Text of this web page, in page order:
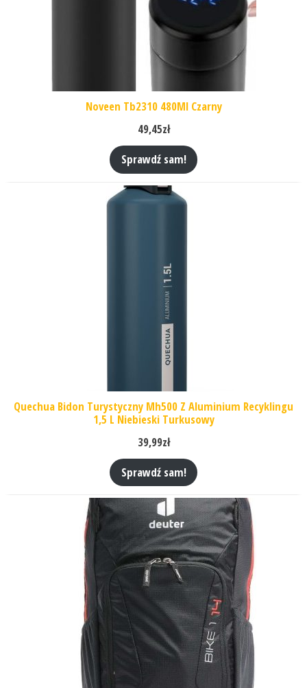
Noveen Tb2310 480Ml Czarny
49,45zł
Sprawdź sam!
Quechua Bidon Turystyczny Mh500 Z Aluminium Recyklingu
1,5 L Niebieski Turkusowy
39,99zł
Sprawdź sam!